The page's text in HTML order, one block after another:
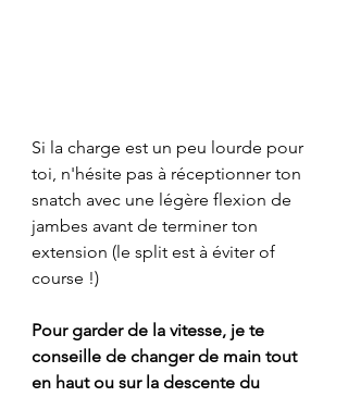
Si la charge est un peu lourde pour
toi, n'hésite pas à réceptionner ton
snatch avec une légère flexion de
jambes avant de terminer ton
extension (le split est à éviter of
course !)
Pour garder de la vitesse, je te
conseille de changer de main tout
en haut ou sur la descente du